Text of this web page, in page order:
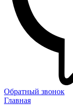
Обратный звонок
Главная